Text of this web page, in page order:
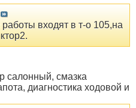
входят в т-о 105,на
салонный, смазка
диагностика ходовой и